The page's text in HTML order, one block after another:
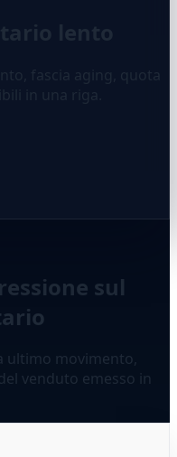
lento
fascia aging, quota
in una riga.
sul
ultimo movimento,
venduto emesso in